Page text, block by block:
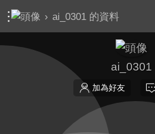
› ai_0301 的資料
ai_0301
加為好友